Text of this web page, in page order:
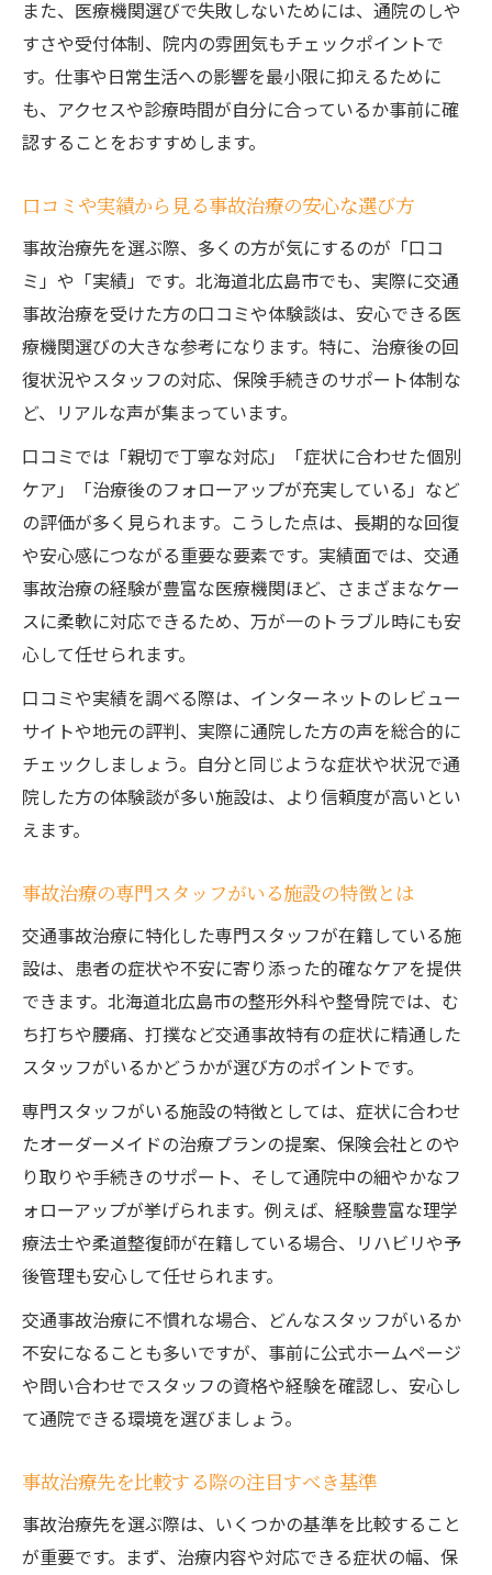
また、医療機関選びで失敗しないためには、通院のしや
すさや受付体制、院内の雰囲気もチェックポイントで
す。仕事や日常生活への影響を最小限に抑えるために
も、アクセスや診療時間が自分に合っているか事前に確
認することをおすすめします。
口コミや実績から見る事故治療の安心な選び方
事故治療先を選ぶ際、多くの方が気にするのが「口コ
ミ」や「実績」です。北海道北広島市でも、実際に交通
事故治療を受けた方の口コミや体験談は、安心できる医
療機関選びの大きな参考になります。特に、治療後の回
復状況やスタッフの対応、保険手続きのサポート体制な
ど、リアルな声が集まっています。
口コミでは「親切で丁寧な対応」「症状に合わせた個別
ケア」「治療後のフォローアップが充実している」など
の評価が多く見られます。こうした点は、長期的な回復
や安心感につながる重要な要素です。実績面では、交通
事故治療の経験が豊富な医療機関ほど、さまざまなケー
スに柔軟に対応できるため、万が一のトラブル時にも安
心して任せられます。
口コミや実績を調べる際は、インターネットのレビュー
サイトや地元の評判、実際に通院した方の声を総合的に
チェックしましょう。自分と同じような症状や状況で通
院した方の体験談が多い施設は、より信頼度が高いとい
えます。
事故治療の専門スタッフがいる施設の特徴とは
交通事故治療に特化した専門スタッフが在籍している施
設は、患者の症状や不安に寄り添った的確なケアを提供
できます。北海道北広島市の整形外科や整骨院では、む
ち打ちや腰痛、打撲など交通事故特有の症状に精通した
スタッフがいるかどうかが選び方のポイントです。
専門スタッフがいる施設の特徴としては、症状に合わせ
たオーダーメイドの治療プランの提案、保険会社とのや
り取りや手続きのサポート、そして通院中の細やかなフ
ォローアップが挙げられます。例えば、経験豊富な理学
療法士や柔道整復師が在籍している場合、リハビリや予
後管理も安心して任せられます。
交通事故治療に不慣れな場合、どんなスタッフがいるか
不安になることも多いですが、事前に公式ホームページ
や問い合わせでスタッフの資格や経験を確認し、安心し
て通院できる環境を選びましょう。
事故治療先を比較する際の注目すべき基準
事故治療先を選ぶ際は、いくつかの基準を比較すること
が重要です。まず、治療内容や対応できる症状の幅、保